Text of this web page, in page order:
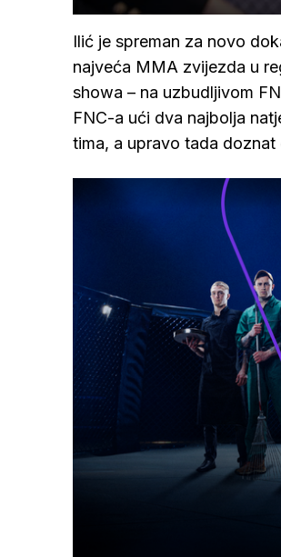
Ilić je spreman za novo
najveća MMA zvijezda u
showa – na uzbudljivom
FNC-a ući dva najbolja
tima, a upravo tada